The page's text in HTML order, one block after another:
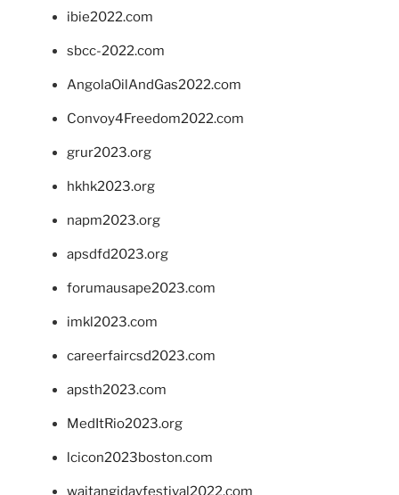
ibie2022.com
sbcc-2022.com
AngolaOilAndGas2022.com
Convoy4Freedom2022.com
grur2023.org
hkhk2023.org
napm2023.org
apsdfd2023.org
forumausape2023.com
imkl2023.com
careerfaircsd2023.com
apsth2023.com
MedItRio2023.org
lcicon2023boston.com
waitangidayfestival2022.com